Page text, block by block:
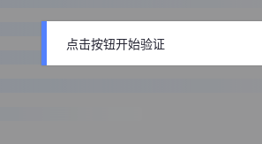
点击按钮开始验证